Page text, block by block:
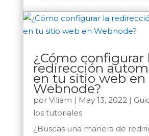
¿Cómo configurar
redirección
en tu sitio web en
Webnode?
por Viliam | May 13, 2022|
los tutoriales
¿Buscas una manera de